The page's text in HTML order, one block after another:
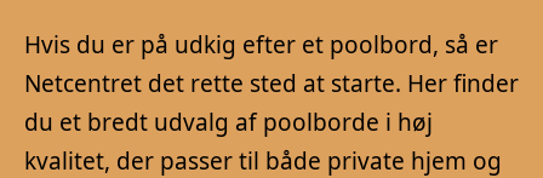
Hvis du er på udkig efter et poolbord, så er
Netcentret det rette sted at starte. Her finder
du et bredt udvalg af poolborde i høj
kvalitet, der passer til både private hjem og